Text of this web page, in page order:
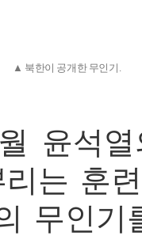
▲ 북한이 공개한 무인기.
윤석
는 훈
무인